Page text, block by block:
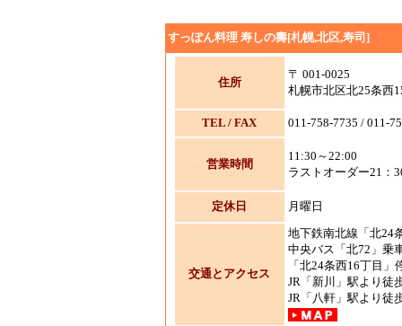
すっぽん料理 寿しの壽[札幌,北区,寿司]
住所
〒 001-0025
札幌市北区北25条西
TEL / FAX 011-758-7735 / 011-
営業時間
11:30～22:00
ラストオーダー21：
定休日 月曜日
交通とアクセス
地下鉄南北線「北24
中央バス「北72」乗
「北24条西16丁目」
JR「新川」駅より徒
JR「八軒」駅より徒